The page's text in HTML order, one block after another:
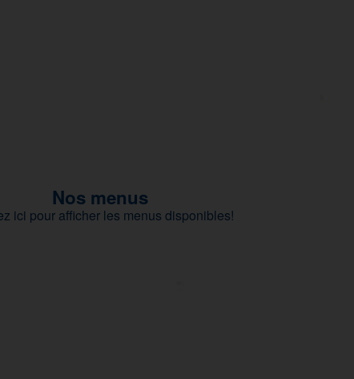
Nos menus
ici pour afficher les menus disponibles!